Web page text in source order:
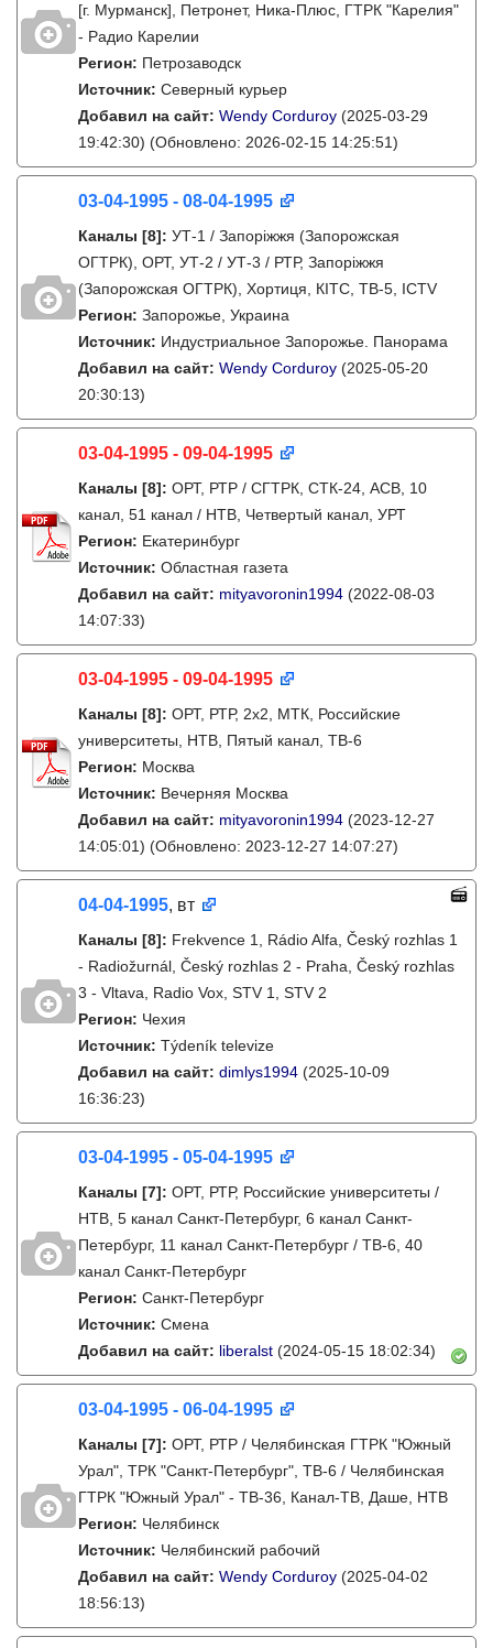
[г. Мурманск], Петронет, Ника-Плюс, ГТРК "Карелия"
- Радио Карелии
Регион: Петрозаводск
Источник: Северный курьер
Добавил на сайт: Wendy Corduroy (2025-03-29
19:42:30) (Обновлено: 2026-02-15 14:25:51)
03-04-1995 - 08-04-1995
Каналы [8]: УТ-1 / Запоріжжя (Запорожская
ОГТРК), ОРТ, УТ-2 / УТ-3 / РТР, Запоріжжя
(Запорожская ОГТРК), Хортиця, КІТС, ТВ-5, ICTV
Регион: Запорожье, Украина
Источник: Индустриальное Запорожье. Панорама
Добавил на сайт: Wendy Corduroy (2025-05-20
20:30:13)
03-04-1995 - 09-04-1995
Каналы [8]: ОРТ, РТР / СГТРК, СТК-24, АСВ, 10
канал, 51 канал / НТВ, Четвертый канал, УРТ
Регион: Екатеринбург
Источник: Областная газета
Добавил на сайт: mityavoronin1994 (2022-08-03
14:07:33)
03-04-1995 - 09-04-1995
Каналы [8]: ОРТ, РТР, 2х2, МТК, Российские
университеты, НТВ, Пятый канал, ТВ-6
Регион: Москва
Источник: Вечерняя Москва
Добавил на сайт: mityavoronin1994 (2023-12-27
14:05:01) (Обновлено: 2023-12-27 14:07:27)
04-04-1995, вт
Каналы [8]: Frekvence 1, Rádio Alfa, Český rozhlas 1
- Radiožurnál, Český rozhlas 2 - Praha, Český rozhlas
3 - Vltava, Radio Vox, STV 1, STV 2
Регион: Чехия
Источник: Týdeník televize
Добавил на сайт: dimlys1994 (2025-10-09
16:36:23)
03-04-1995 - 05-04-1995
Каналы [7]: ОРТ, РТР, Российские университеты /
НТВ, 5 канал Санкт-Петербург, 6 канал Санкт-
Петербург, 11 канал Санкт-Петербург / ТВ-6, 40
канал Санкт-Петербург
Регион: Санкт-Петербург
Источник: Смена
Добавил на сайт: liberalst (2024-05-15 18:02:34)
03-04-1995 - 06-04-1995
Каналы [7]: ОРТ, РТР / Челябинская ГТРК "Южный
Урал", ТРК "Санкт-Петербург", ТВ-6 / Челябинская
ГТРК "Южный Урал" - ТВ-36, Канал-ТВ, Даше, НТВ
Регион: Челябинск
Источник: Челябинский рабочий
Добавил на сайт: Wendy Corduroy (2025-04-02
18:56:13)